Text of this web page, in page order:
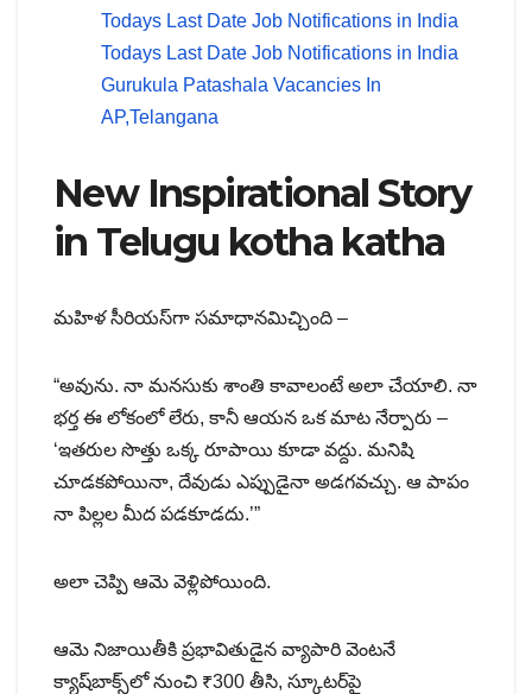
Todays Last Date Job Notifications in India
Todays Last Date Job Notifications in India
Gurukula Patashala Vacancies In
AP,Telangana
New Inspirational Story
in Telugu kotha katha
మహిళ సీరియస్‌గా సమాధానమిచ్చింది –
“అవును. నా మనసుకు శాంతి కావాలంటే అలా చేయాలి. నా
భర్త ఈ లోకంలో లేరు, కానీ ఆయన ఒక మాట నేర్పారు –
‘ఇతరుల సొత్తు ఒక్క రూపాయి కూడా వద్దు. మనిషి
చూడకపోయినా, దేవుడు ఎప్పుడైనా అడగవచ్చు. ఆ పాపం
నా పిల్లల మీద పడకూడదు.’”
అలా చెప్పి ఆమె వెళ్లిపోయింది.
ఆమె నిజాయితీకి ప్రభావితుడైన వ్యాపారి వెంటనే
క్యాష్‌బాక్స్‌లో నుంచి ₹300 తీసి, స్కూటర్‌పై